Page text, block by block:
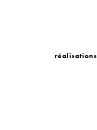
réalisations